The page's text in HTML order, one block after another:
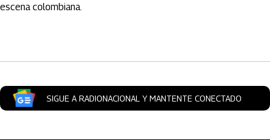
escena colombiana.
SIGUE A RADIONACIONAL Y MANTENTE CONECTADO